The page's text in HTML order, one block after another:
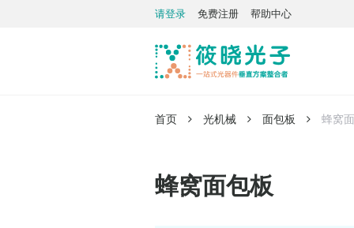
请登录 免费注册 帮助中心
首页 光机械 面包板 蜂窝
蜂窝面包板